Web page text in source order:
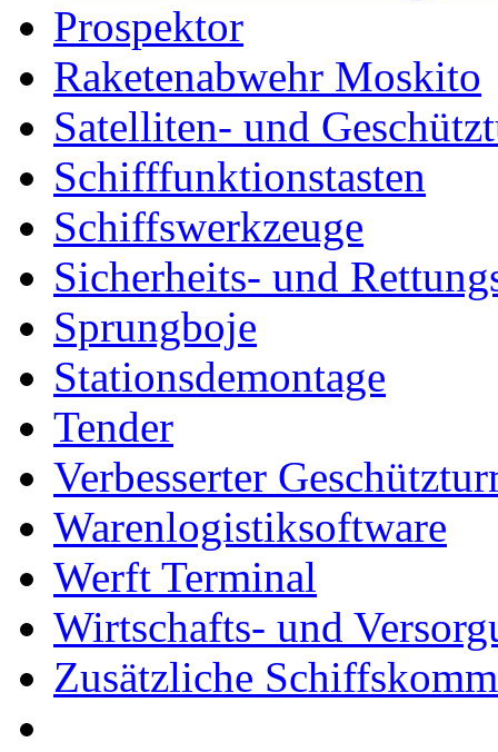
Prospektor
Raketenabwehr Moskito
Satelliten- und
Schifffunktionstasten
Schiffswerkzeuge
Sicherheits- und
Sprungboje
Stationsdemontage
Tender
Verbesserter
Warenlogistiksoftware
Werft Terminal
Wirtschafts- und
Zusätzliche